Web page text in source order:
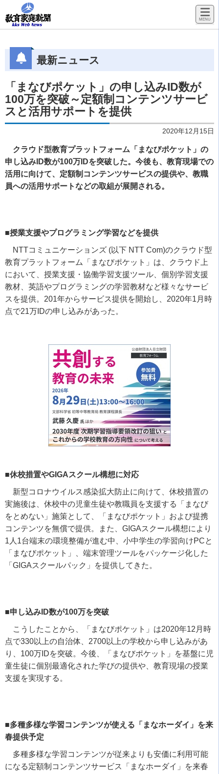
最新ニュース
「まなびポケット」の申し込みID数が
100万を突破～定額制コンテンツサービ
スと活用サポートを提供
2020年12月15日
クラウド型教育プラットフォーム「まなびポケット」の
申し込みID数が100万IDを突破した。今後も、教育現場での
活用に向けて、定額制コンテンツサービスの提供や、教職
員への活用サポートなどの取組が展開される。
■授業支援やプログラミング学習などを提供
NTTコミュニケーションズ (以下 NTT Com)のクラウド型
教育プラットフォーム「まなびポケット」は、クラウド上
において、授業支援・協働学習支援ツール、個別学習支援
教材、英語やプログラミングの学習教材など様々なサービ
スを提供。 201年からサービス提供を開始し、 2020年1 月時
点で21万 IDの申し込みがあった。
■休校措置やGIGAスクール構想に対応
新型コロナウイルス感染拡大防止に向けて、休校措置の
実施後は、休校中の児童生徒や教職員を支援する「まなび
をとめない」施策として、「まなびポケット」および提携
コンテンツを無償で提供。また、 GIGAスクール構想により
1 人 1台端末の環境整備が進む中、小中学生の学習向けPCと
「まなびポケット」、端末管理ツールをパッケージ化した
「 GIGAスクールパック」を提供してきた。
■申し込みID数が100万を突破
こうしたことから、「まなびポケット」は2020年12 月時
点で330以上の自治体、 2700以上の学校から申し込みがあ
り、 100万 IDを突破。今後、「まなびポケット」を基盤に児
童生徒に個別最適化された学びの提供や、教育現場の授業
支援を実現する。
■多種多様な学習コンテンツが使える「まなホーダイ」を来
春提供予定
多種多様な学習コンテンツが従来よりも安価に利用可能
になる定額制コンテンツサービス「まなホーダイ」を来春